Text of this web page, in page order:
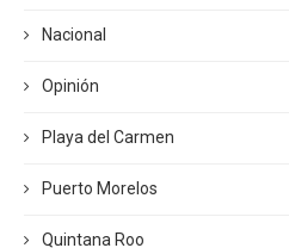
Nacional
Opinión
Playa del Carmen
Puerto Morelos
Quintana Roo